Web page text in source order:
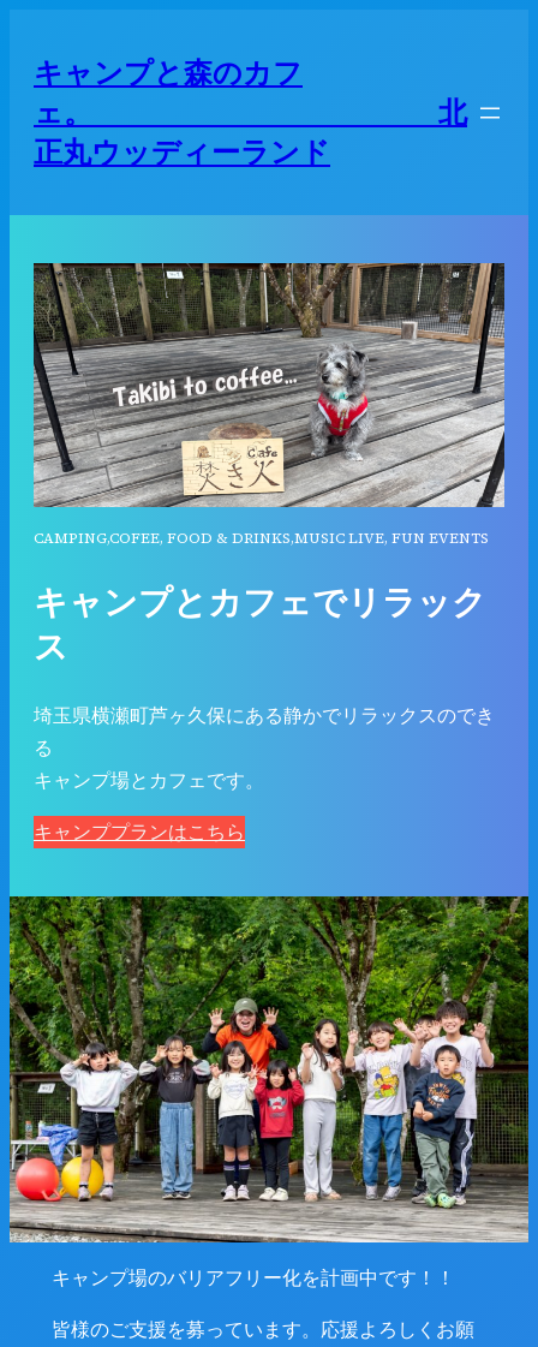
キャンプと森のカフ
ェ。 北
正丸ウッディーランド
CAMPING,COFEE, FOOD & DRINKS,MUSIC LIVE, FUN EVENTS
キャンプとカフェでリラック
ス
埼玉県横瀬町芦ヶ久保にある静かでリラックスのでき
る
キャンプ場とカフェです。
キャンププランはこちら
キャンプ場のバリアフリー化を計画中です！！
皆様のご支援を募っています。応援よろしくお願